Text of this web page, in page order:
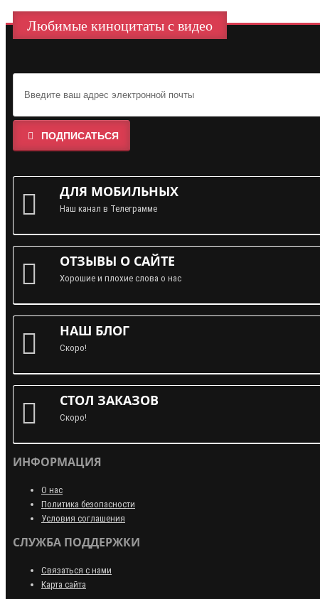
Любимые киноцитаты с видео
ПОДПИСАТЬСЯ
ДЛЯ МОБИЛЬНЫХ
Наш канал в Телеграмме
ОТЗЫВЫ О САЙТЕ
Хорошие и плохие слова о нас
НАШ БЛОГ
Скоро!
СТОЛ ЗАКАЗОВ
Скоро!
ИНФОРМАЦИЯ
О нас
Политика безопасности
Условия соглашения
СЛУЖБА ПОДДЕРЖКИ
Связаться с нами
Карта сайта